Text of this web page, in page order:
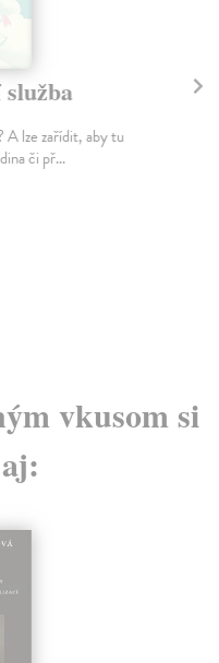
A lze zařídit, aby tu
či př...
vkusom si